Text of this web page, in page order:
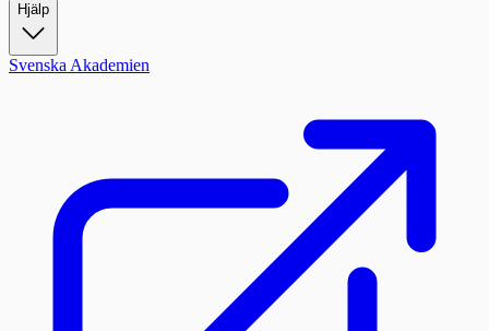
Hjälp
Svenska Akademien